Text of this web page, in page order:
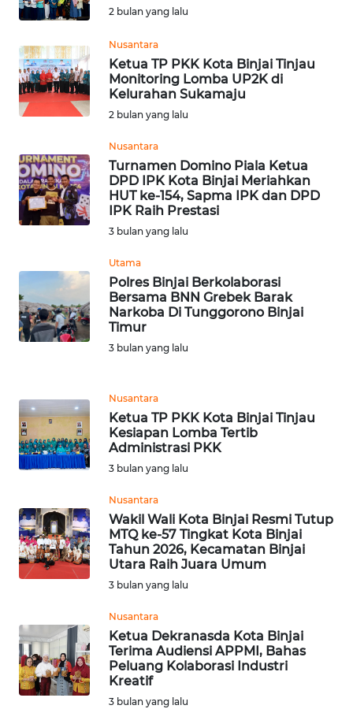
2 bulan yang lalu
Nusantara
Ketua TP PKK Kota Binjai Tinjau
Monitoring Lomba UP2K di
Kelurahan Sukamaju
2 bulan yang lalu
Nusantara
Turnamen Domino Piala Ketua
DPD IPK Kota Binjai Meriahkan
HUT ke-154, Sapma IPK dan DPD
IPK Raih Prestasi
3 bulan yang lalu
Utama
Polres Binjai Berkolaborasi
Bersama BNN Grebek Barak
Narkoba Di Tunggorono Binjai
Timur
3 bulan yang lalu
Nusantara
Ketua TP PKK Kota Binjai Tinjau
Kesiapan Lomba Tertib
Administrasi PKK
3 bulan yang lalu
Nusantara
Wakil Wali Kota Binjai Resmi Tutup
MTQ ke-57 Tingkat Kota Binjai
Tahun 2026, Kecamatan Binjai
Utara Raih Juara Umum
3 bulan yang lalu
Nusantara
Ketua Dekranasda Kota Binjai
Terima Audiensi APPMI, Bahas
Peluang Kolaborasi Industri
Kreatif
3 bulan yang lalu
Wahana
Regional
WN
SUMUT
JAKARTA
WN
JABAR
BANTEN
WN
NTT
KEPRI
WN
PAPUA
PAPUA
BARAT
WN
WN
SERAMBI
WN